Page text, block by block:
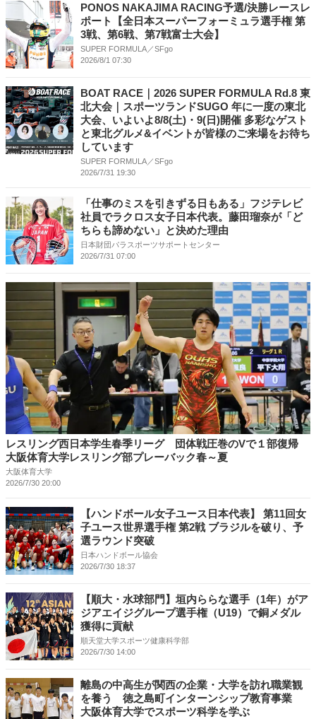
PONOS NAKAJIMA RACING予選/決勝レースレ
ポート【全日本スーパーフォーミュラ選手権 第
3戦、第6戦、第7戦富士大会】
SUPER FORMULA／SFgo
2026/8/1 07:30
BOAT RACE｜2026 SUPER FORMULA Rd.8 東
北⼤会｜スポーツランドSUGO 年に⼀度の東北
⼤会、いよいよ8/8(⼟)・9(⽇)開催 多彩なゲスト
と東北グルメ&イベントが皆様のご来場をお待ち
しています
SUPER FORMULA／SFgo
2026/7/31 19:30
「仕事のミスを引きずる日もある」フジテレビ
社員でラクロス女子日本代表。藤田瑠奈が「ど
ちらも諦めない」と決めた理由
日本財団パラスポーツサポートセンター
2026/7/31 07:00
レスリング西日本学生春季リーグ 団体戦圧巻のVで１部復帰
大阪体育大学レスリング部プレーバック春～夏
大阪体育大学
2026/7/30 20:00
【ハンドボール女子ユース日本代表】 第11回女
子ユース世界選手権 第2戦 ブラジルを破り、予
選ラウンド突破
日本ハンドボール協会
2026/7/30 18:37
【順大・水球部門】垣内ららな選手（1年）がア
ジアエイジグループ選手権（U19）で銅メダル
獲得に貢献
順天堂大学スポーツ健康科学部
2026/7/30 14:00
離島の中高生が関西の企業・大学を訪れ職業観
を養う 徳之島町インターンシップ教育事業
大阪体育大学でスポーツ科学を学ぶ